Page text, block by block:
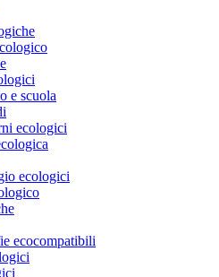
e scuola
ecologici
ecologici
ecocompatibili